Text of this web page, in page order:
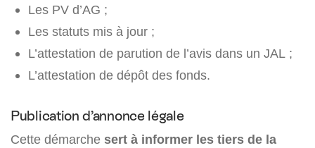
Les PV d’AG ;
Les statuts mis à jour ;
L’attestation de parution de l’avis dans un JAL ;
L’attestation de dépôt des fonds.
Publication d’annonce légale
Cette démarche sert à informer les tiers de la